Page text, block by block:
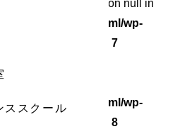
ススクール
property "cat_name" on null in
public_html/wp-
single.php
7
key 0 in
public_html/wp-
8